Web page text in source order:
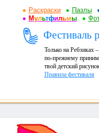
Раскраски
Пазлы
Мультфильмы
Фестиваль
Только на Ребзиках
по-прежнему
твой детский
Правила фестиваля